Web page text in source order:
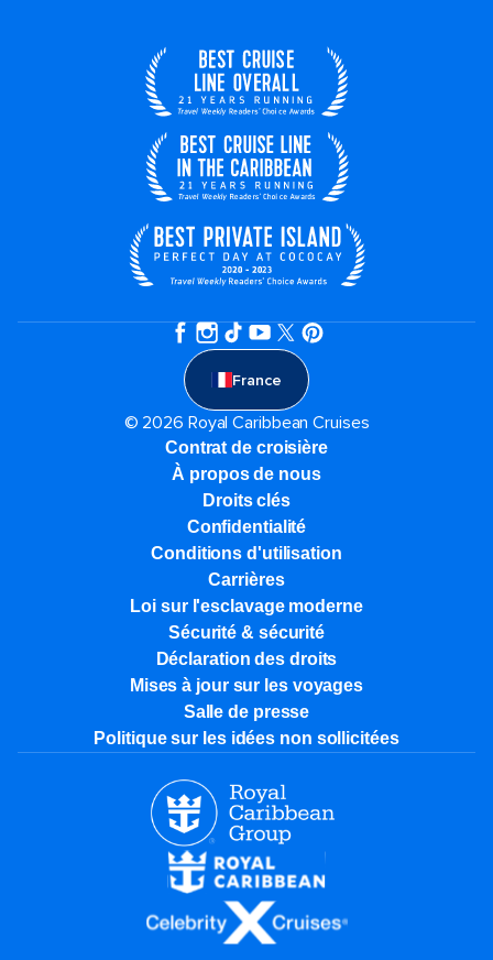
France
© 2026 Royal Caribbean Cruises
Contrat de croisière
À propos de nous
Droits clés
Confidentialité
Conditions d'utilisation
Carrières
Loi sur l'esclavage moderne
Sécurité & sécurité
Déclaration des droits
Mises à jour sur les voyages
Salle de presse
Politique sur les idées non sollicitées